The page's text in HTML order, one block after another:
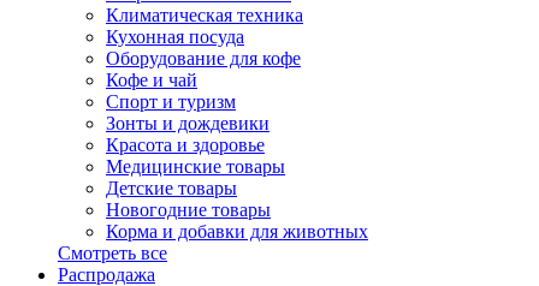
Климатическая техника
Кухонная посуда
Оборудование для кофе
Кофе и чай
Спорт и туризм
Зонты и дождевики
Красота и здоровье
Медицинские товары
Детские товары
Новогодние товары
Корма и добавки для животных
Смотреть все
Распродажа